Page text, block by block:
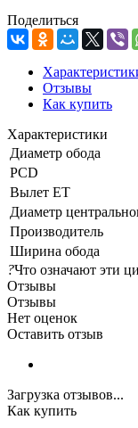
Поделиться
Отзывы
Как купить
Характеристики
Диаметр обода
PCD
Вылет ET
Диаметр
Производитель
Ширина обода
?Что означают эти
Отзывы
Отзывы
Нет оценок
Оставить отзыв
Загрузка отзывов...
Как купить